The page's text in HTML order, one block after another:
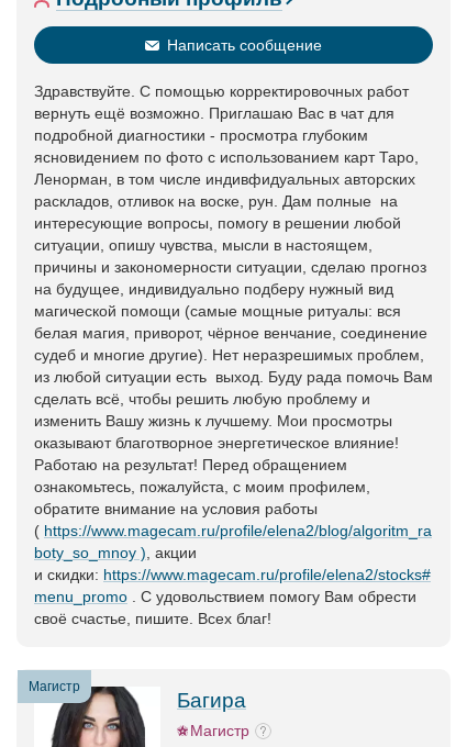
Написать сообщение
Здравствуйте. С помощью корректировочных работ
вернуть ещё возможно. Приглашаю Вас в чат для
подробной диагностики - просмотра глубоким
ясновидением по фото с использованием карт Таро,
Ленорман, в том числе индивфидуальных авторских
раскладов, отливок на воске, рун. Дам полные на
интересующие вопросы, помогу в решении любой
ситуации, опишу чувства, мысли в настоящем,
причины и закономерности ситуации, сделаю прогноз
на будущее, индивидуально подберу нужный вид
магической помощи (самые мощные ритуалы: вся
белая магия, приворот, чёрное венчание, соединение
судеб и многие другие). Нет неразрешимых проблем,
из любой ситуации есть выход. Буду рада помочь Вам
сделать всё, чтобы решить любую проблему и
изменить Вашу жизнь к лучшему. Мои просмотры
оказывают благотворное энергетическое влияние!
Работаю на результат! Перед обращением
ознакомьтесь, пожалуйста, с моим профилем,
обратите внимание на условия работы
( https://www.magecam.ru/profile/elena2/blog/algoritm_ra
boty_so_mnoy ) , акции
и скидки: https://www.magecam.ru/profile/elena2/stocks#
menu_promo . С удовольствием помогу Вам обрести
своё счастье, пишите. Всех благ!
Магистр
Багира
Магистр